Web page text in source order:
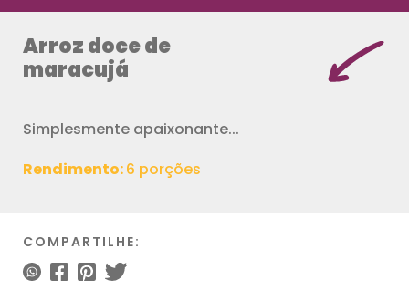
Arroz doce de
maracujá
Simplesmente apaixonante...
Rendimento:6 porções
COMPARTILHE: